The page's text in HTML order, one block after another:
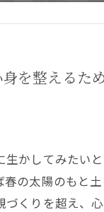
を整えるた
かしてみたい
の太陽のもと
くりを超え、